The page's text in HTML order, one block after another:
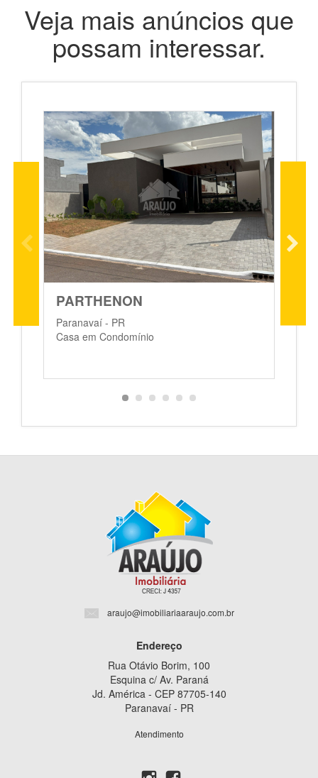
Veja mais anúncios que
possam interessar.
PARTHENON
Paranavaí - PR
Casa em Condomínio
araujo@imobiliariaaraujo.com.br
Endereço
Rua Otávio Borim, 100
Esquina c/ Av. Paraná
Jd. América - CEP 87705-140
Paranavaí - PR
Atendimento